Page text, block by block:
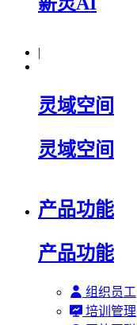
|
灵域空间
灵域空间
产品功能
产品功能
组织员工
培训管理